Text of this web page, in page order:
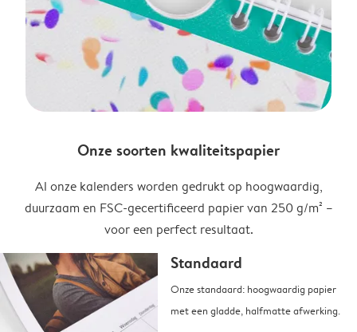
Onze soorten kwaliteitspapier
Al onze kalenders worden gedrukt op hoogwaardig,
duurzaam en FSC-gecertificeerd papier van 250 g/m² –
voor een perfect resultaat.
Standaard
Onze standaard: hoogwaardig papier
met een gladde, halfmatte afwerking.